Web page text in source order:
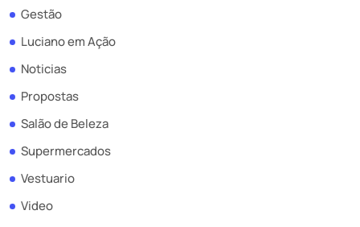
Gestão
Luciano em Ação
Noticias
Propostas
Salão de Beleza
Supermercados
Vestuario
Video